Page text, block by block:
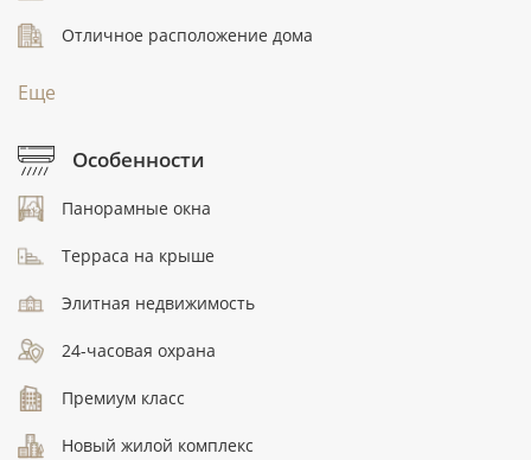
Отличное расположение дома
Еще
Особенности
Панорамные окна
Терраса на крыше
Элитная недвижимость
24-часовая охрана
Премиум класс
Новый жилой комплекс